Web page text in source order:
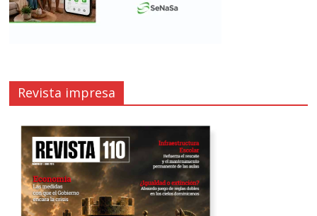
Revista impresa